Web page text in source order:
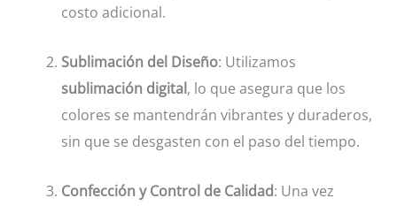
costo adicional.
Sublimación del Diseño: Utilizamos
sublimación digital, lo que asegura que los
colores se mantendrán vibrantes y duraderos,
sin que se desgasten con el paso del tiempo.
Confección y Control de Calidad: Una vez